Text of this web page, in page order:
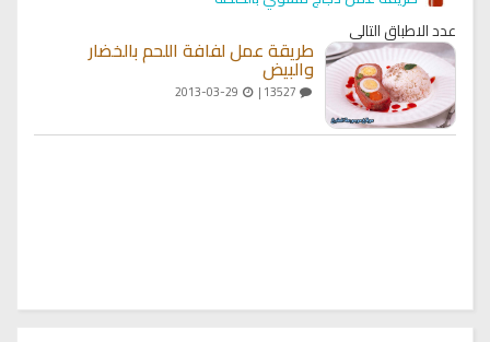
عدد الاطباق التالي
طريقة عمل لفافة اللحم بالخضار
والبيض